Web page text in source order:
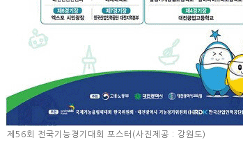
제56회 전국기능경기대회 포스터(사진제공 : 강원도)